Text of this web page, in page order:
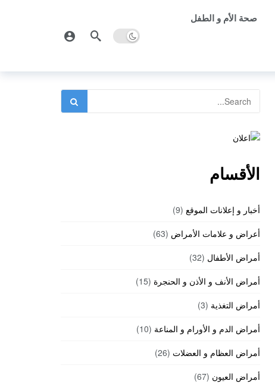
صحة الأم و الطفل
الأقسام
أخبار و إعلانات الموقع (9)
أعراض و علامات الأمراض (63)
أمراض الأطفال (32)
أمراض الأنف و الأذن و الحنجرة (15)
أمراض التغذية (3)
أمراض الدم و الأورام و المناعة (10)
أمراض العظام و العضلات (26)
أمراض العيون (67)